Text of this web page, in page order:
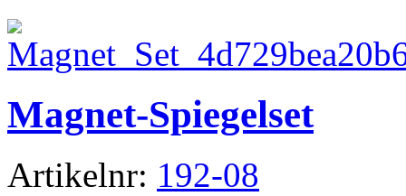
Magnet-Spiegelset
Artikelnr: 192-08